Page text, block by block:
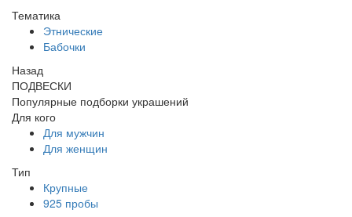
Тематика
Этнические
Бабочки
Назад
ПОДВЕСКИ
Популярные подборки украшений
Для кого
Для мужчин
Для женщин
Тип
Крупные
925 пробы